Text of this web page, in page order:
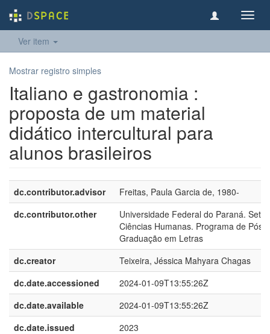
Ver item
Mostrar registro simples
Italiano e gastronomia :
proposta de um material
didático intercultural para
alunos brasileiros
dc.contributor.advisor
Freitas, Paula Garcia de, 1980-
dc.contributor.other
Universidade Federal do Paraná.
Ciências Humanas. Programa de Pós-
Graduação em Letras
dc.creator
Teixeira, Jéssica Mahyara Chagas
dc.date.accessioned
2024-01-09T13:55:26Z
dc.date.available
2024-01-09T13:55:26Z
dc.date.issued
2023